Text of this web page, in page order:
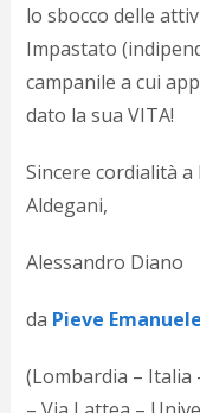
lo sbocco delle
Impastato
campanile a cui
dato la sua VITA!
Sincere cordialità a
Aldegani,
Alessandro Diano
da Pieve Emanuele
(Lombardia – Italia